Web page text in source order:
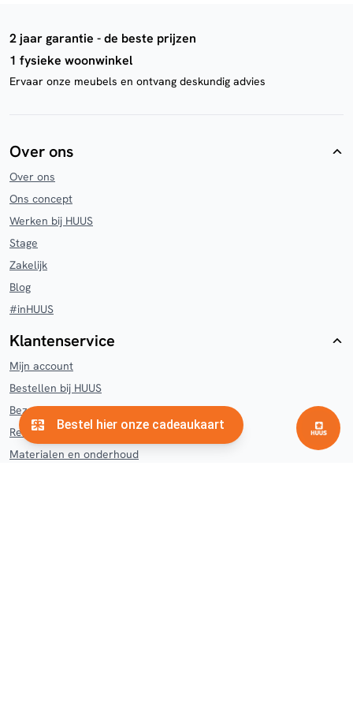
2 jaar garantie - de beste prijzen
1 fysieke woonwinkel
Ervaar onze meubels en ontvang deskundig advies
Over ons
Over ons
Ons concept
Werken bij HUUS
Stage
Zakelijk
Blog
#inHUUS
Klantenservice
Mijn account
Bestellen bij HUUS
Bezorgen en afhalen HUUS
Retourneren en klachten
Materialen en onderhoud